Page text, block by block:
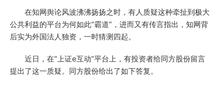
在知网舆论风波沸沸扬扬之时，有人质疑这种牵扯到极大
公共利益的平台为何如此“霸道”，进而又有传言指出，知网背
后实为外国法人独资，一时猜测四起。
近日，在“上证e互动”平台上，有投资者给同方股份留言
提出了这一质疑。同方股份给出了如下答复。